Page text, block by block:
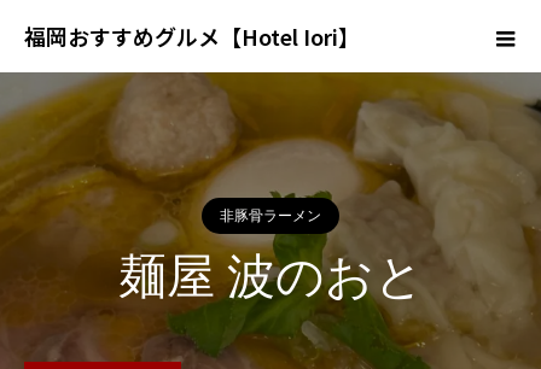
福岡おすすめグルメ【Hotel Iori】
非豚骨ラーメン
麺屋 波のおと